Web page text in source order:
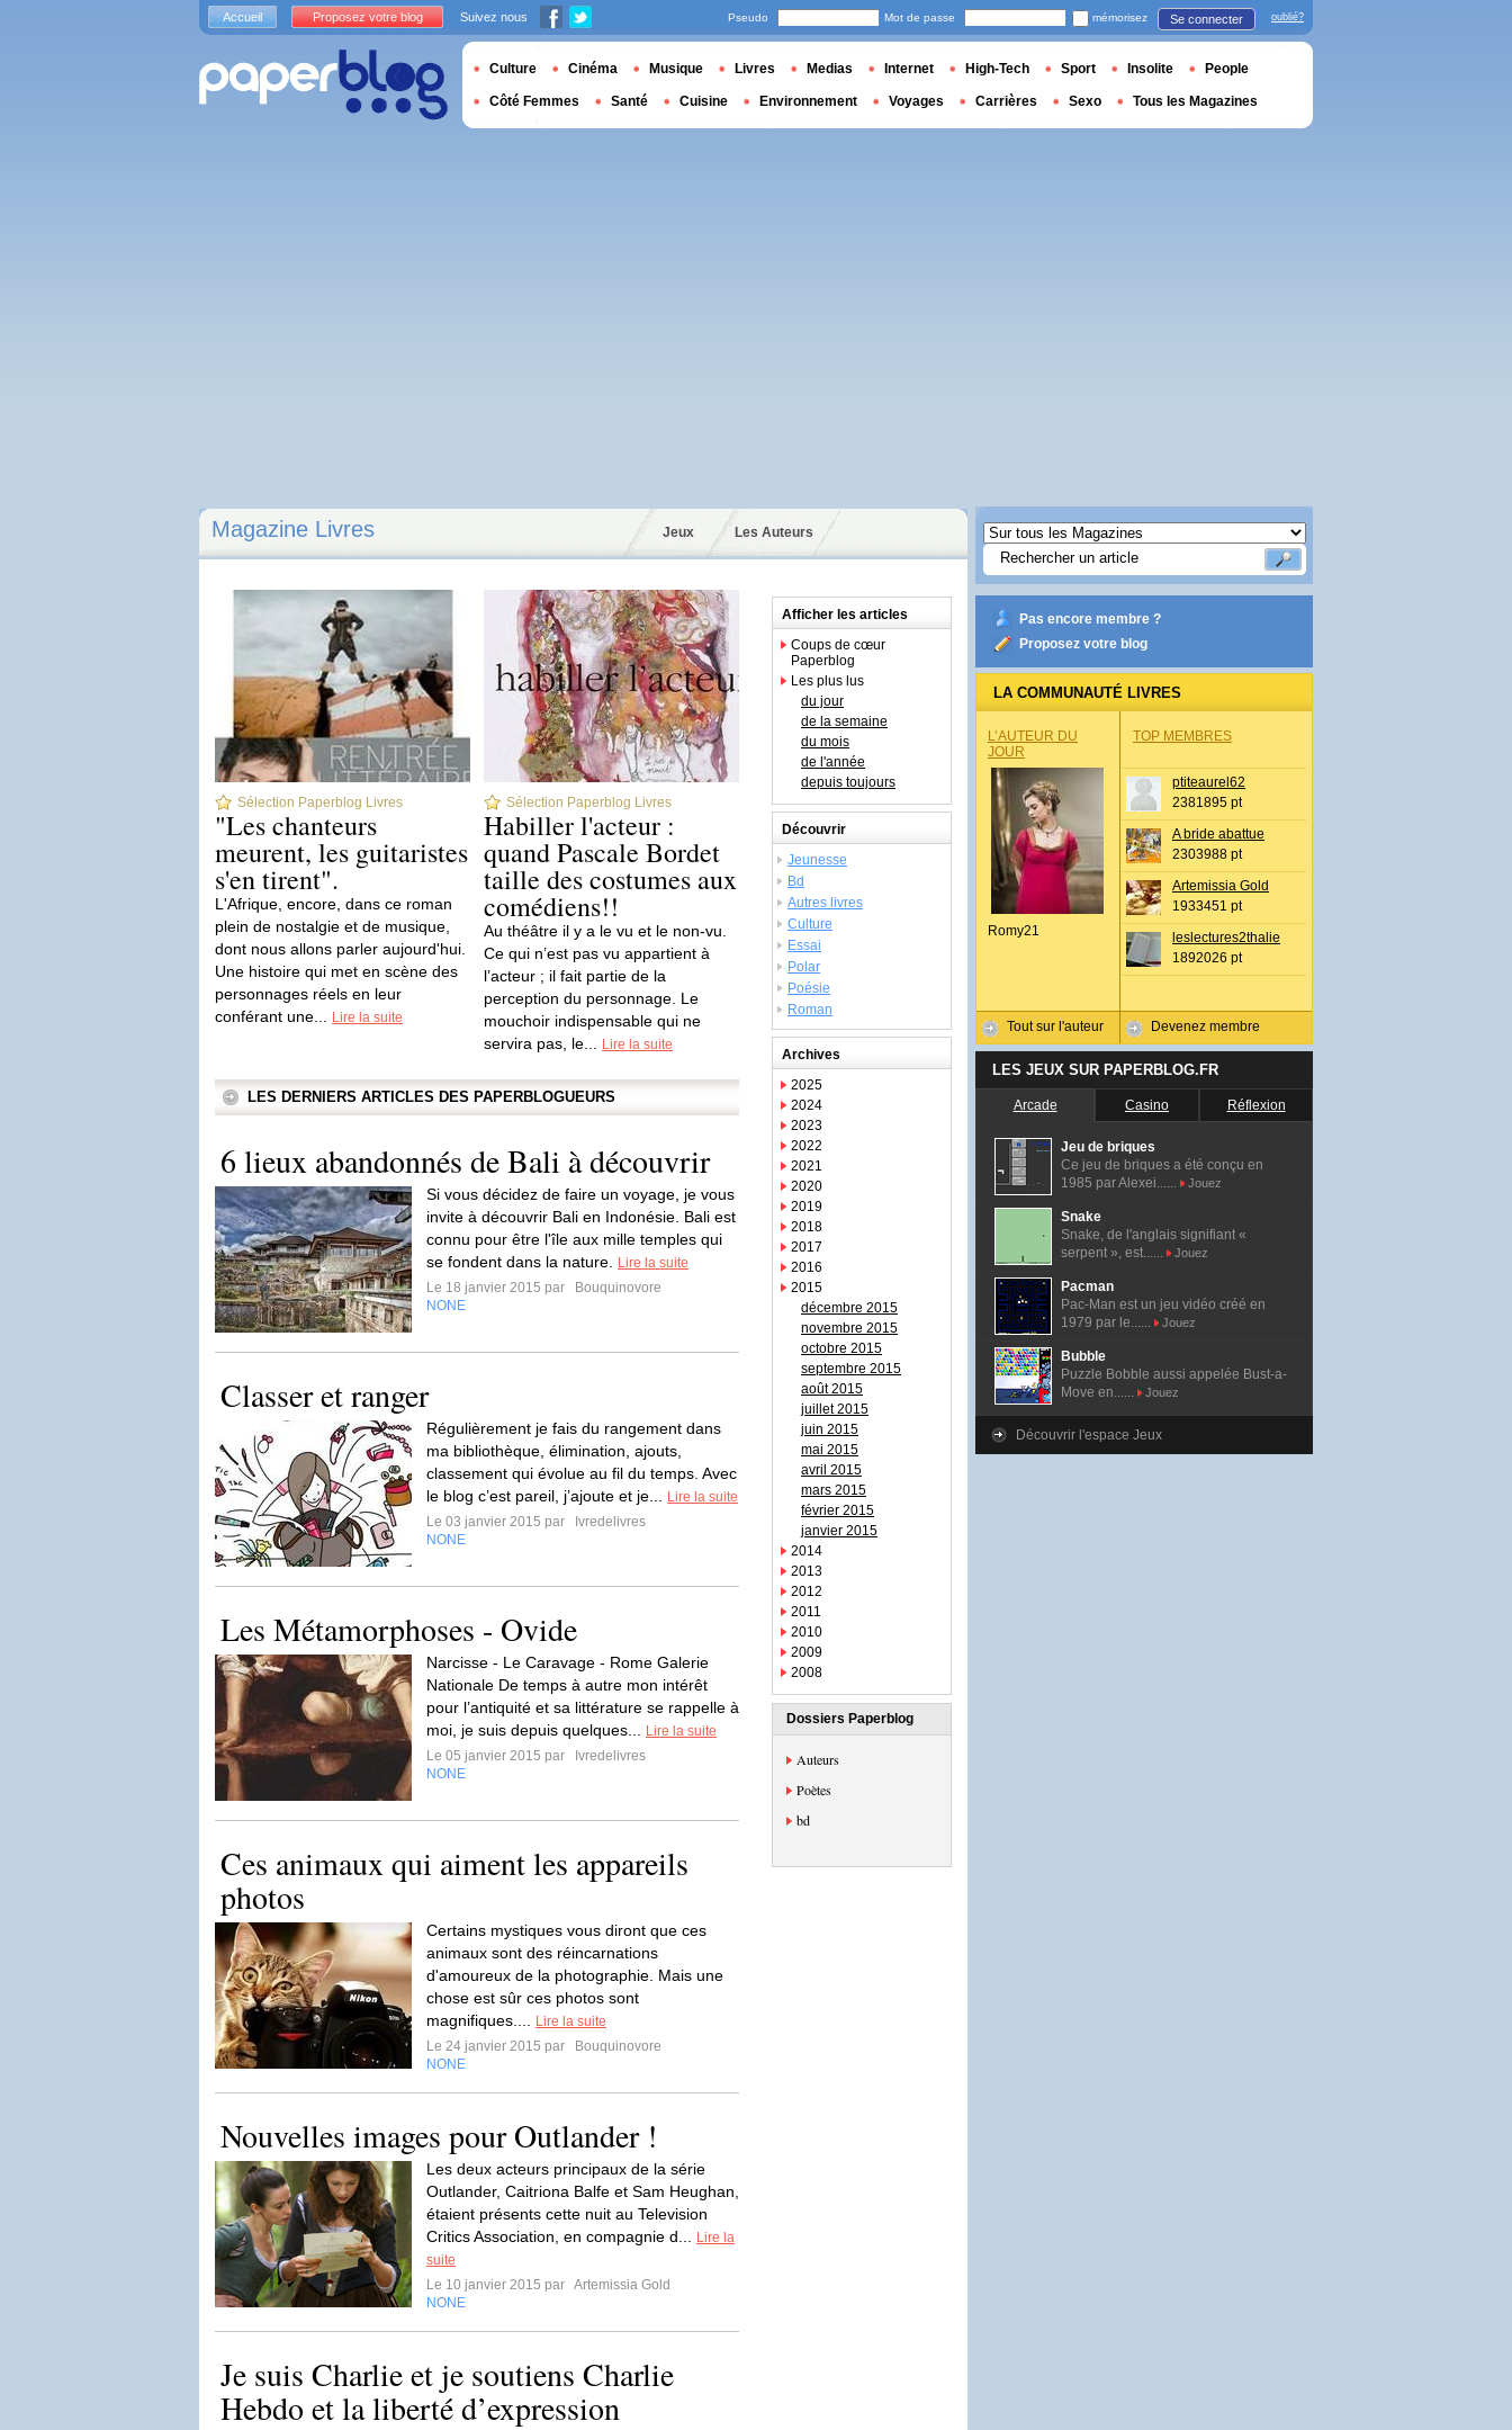
Magazine Livres Jeux Les Auteurs
Sélection Paperblog Livres
"Les chanteurs
meurent, les guitaristes
s'en tirent".
L'Afrique, encore, dans ce roman
plein de nostalgie et de musique,
dont nous allons parler aujourd'hui.
Une histoire qui met en scène des
personnages réels en leur
conférant une...
Lire la suite
Sélection Paperblog Livres
Habiller l'acteur :
quand Pascale Bordet
taille des costumes aux
comédiens!!
Au théâtre il y a le vu et le non-vu.
Ce qui n’est pas vu appartient à
l’acteur ; il fait partie de la
perception du personnage. Le
mouchoir indispensable qui ne
servira pas, le...
Lire la suite
LES DERNIERS ARTICLES DES PAPERBLOGUEURS
6 lieux abandonnés de Bali à découvrir
Si vous décidez de faire un voyage, je vous
invite à découvrir Bali en Indonésie. Bali est
connu pour être l'île aux mille temples qui
se fondent dans la nature.
Lire la suite
Le 18 janvier 2015 par
Bouquinovore
NONE
Classer et ranger
Régulièrement je fais du rangement dans
ma bibliothèque, élimination, ajouts,
classement qui évolue au fil du temps. Avec
le blog c’est pareil, j’ajoute et je...
Lire la suite
Le 03 janvier 2015 par
Ivredelivres
NONE
Les Métamorphoses - Ovide
Narcisse - Le Caravage - Rome Galerie
Nationale De temps à autre mon intérêt
pour l’antiquité et sa littérature se rappelle à
moi, je suis depuis quelques...
Lire la suite
Le 05 janvier 2015 par
Ivredelivres
NONE
Ces animaux qui aiment les appareils
photos
Certains mystiques vous diront que ces
animaux sont des réincarnations
d'amoureux de la photographie. Mais une
chose est sûr ces photos sont
magnifiques....
Lire la suite
Le 24 janvier 2015 par
Bouquinovore
NONE
Nouvelles images pour Outlander !
Les deux acteurs principaux de la série
Outlander, Caitriona Balfe et Sam Heughan,
étaient présents cette nuit au Television
Critics Association, en compagnie d...
Lire la
suite
Le 10 janvier 2015 par Artemissia Gold
NONE
Je suis Charlie et je soutiens Charlie
Hebdo et la liberté d’expression
Afficher les articles
Coups de cœur
Paperblog
Les plus lus
du jour
de la semaine
du mois
de l'année
depuis toujours
Découvrir
Jeunesse
Bd
Autres livres
Culture
Essai
Polar
Poésie
Roman
Archives
2025
2024
2023
2022
2021
2020
2019
2018
2017
2016
2015
décembre 2015
novembre 2015
octobre 2015
septembre 2015
août 2015
juillet 2015
juin 2015
mai 2015
avril 2015
mars 2015
février 2015
janvier 2015
2014
2013
2012
2011
2010
2009
2008
Dossiers Paperblog
Auteurs
Poètes
bd
Pas encore membre ?
Proposez votre blog
LA COMMUNAUTÉ LIVRES
L’AUTEUR DU
JOUR
Romy21
Tout sur l'auteur
TOP MEMBRES
ptiteaurel62
2381895 pt
A bride abattue
2303988 pt
Artemissia Gold
1933451 pt
leslectures2thalie
1892026 pt
Devenez membre
LES JEUX SUR PAPERBLOG.FR
Arcade Casino Réflexion
Jeu de briques
Ce jeu de briques a été conçu en
1985 par Alexei......
Jouez
Snake
Snake, de l'anglais signifiant «
serpent », est......
Jouez
Pacman
Pac-Man est un jeu vidéo créé en
1979 par le......
Jouez
Bubble
Puzzle Bobble aussi appelée Bust-a-
Move en......
Jouez
Découvrir l'espace Jeux
Accueil Proposez votre blog Suivez nous Pseudo Mot de passe mémorisez Se connecter oublié?
Culture Cinéma Musique Livres Medias Internet High-Tech Sport Insolite People
Côté Femmes Santé Cuisine Environnement Voyages Carrières Sexo Tous les Magazines